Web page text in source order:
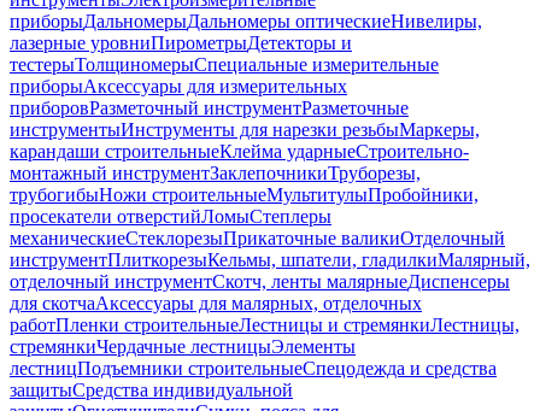
приборыДальномерыДальномеры оптическиеНивелиры,
лазерные уровниПирометрыДетекторы и
тестерыТолщиномерыСпециальные измерительные
приборыАксессуары для измерительных
приборовРазметочный инструментРазметочные
инструментыИнструменты для нарезки резьбыМаркеры,
карандаши строительныеКлейма ударныеСтроительно-
монтажный инструментЗаклепочникиТруборезы,
трубогибыНожи строительныеМультитулыПробойники,
просекатели отверстийЛомыСтеплеры
механическиеСтеклорезыПрикаточные валикиОтделочный
инструментПлиткорезыКельмы, шпатели, гладилкиМалярный,
отделочный инструментСкотч, ленты малярныеДиспенсеры
для скотчаАксессуары для малярных, отделочных
работПленки строительныеЛестницы и стремянкиЛестницы,
стремянкиЧердачные лестницыЭлементы
лестницПодъемники строительныеСпецодежда и средства
защитыСредства индивидуальной